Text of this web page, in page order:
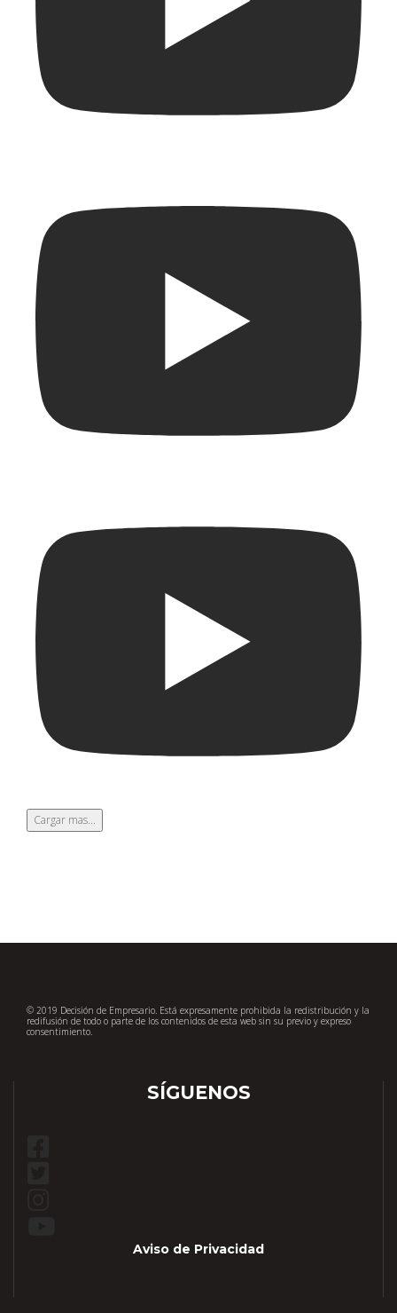
Cargar mas...
© 2019 Decisión de Empresario. Está expresamente prohibida la redistribución y la
redifusión de todo o parte de los contenidos de esta web sin su previo y expreso
consentimiento.
SÍGUENOS
Aviso de Privacidad